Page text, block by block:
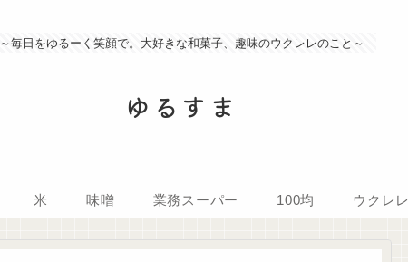
～毎日をゆるーく笑顔で。大好きな和菓子、趣味のウクレレのこと～
ゆるすま
米 味噌 業務スーパー 100均 ウクレレ